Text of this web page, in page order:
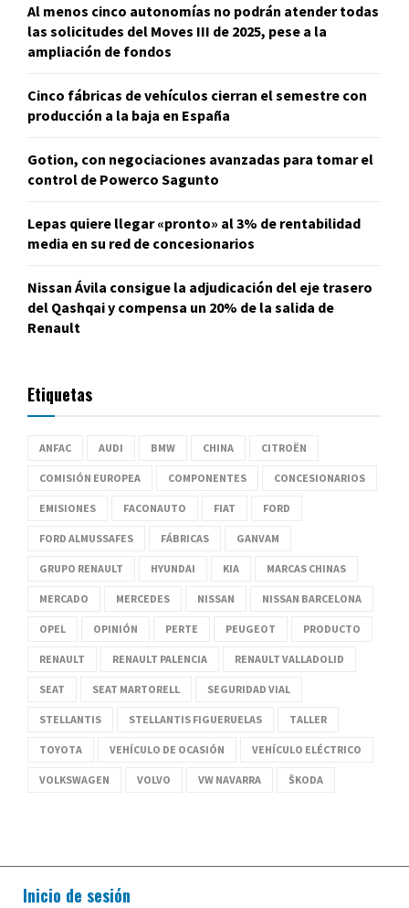
Al menos cinco autonomías no podrán atender todas
las solicitudes del Moves III de 2025, pese a la
ampliación de fondos
Cinco fábricas de vehículos cierran el semestre con
producción a la baja en España
Gotion, con negociaciones avanzadas para tomar el
control de Powerco Sagunto
Lepas quiere llegar «pronto» al 3% de rentabilidad
media en su red de concesionarios
Nissan Ávila consigue la adjudicación del eje trasero
del Qashqai y compensa un 20% de la salida de
Renault
Etiquetas
ANFAC AUDI BMW CHINA CITROËN
COMISIÓN EUROPEA COMPONENTES CONCESIONARIOS
EMISIONES FACONAUTO FIAT FORD
FORD ALMUSSAFES FÁBRICAS GANVAM
GRUPO RENAULT HYUNDAI KIA MARCAS CHINAS
MERCADO MERCEDES NISSAN NISSAN BARCELONA
OPEL OPINIÓN PERTE PEUGEOT PRODUCTO
RENAULT RENAULT PALENCIA RENAULT VALLADOLID
SEAT SEAT MARTORELL SEGURIDAD VIAL
STELLANTIS STELLANTIS FIGUERUELAS TALLER
TOYOTA VEHÍCULO DE OCASIÓN VEHÍCULO ELÉCTRICO
VOLKSWAGEN VOLVO VW NAVARRA ŠKODA
Inicio de sesión